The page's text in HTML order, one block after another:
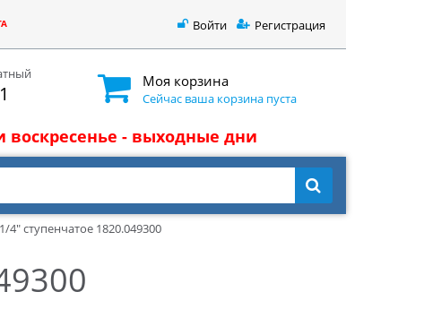
Войти Регистрация
Моя корзина
Сейчас ваша корзина пуста
воскресенье - выходные дни
4" ступенчатое 1820.049300